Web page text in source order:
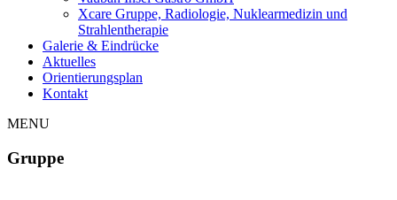
Xcare Gruppe, Radiologie, Nuklearmedizin und
Strahlentherapie
Galerie & Eindrücke
Aktuelles
Orientierungsplan
Kontakt
MENU
Gruppe